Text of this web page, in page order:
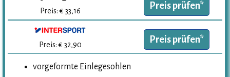
vorgeformte Einlegesohlen
Preis: € 33,16 Preis prüfen*
Preis: € 32,90 Preis prüfen*